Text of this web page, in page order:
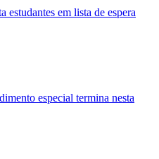
estudantes em lista de espera
especial termina nesta